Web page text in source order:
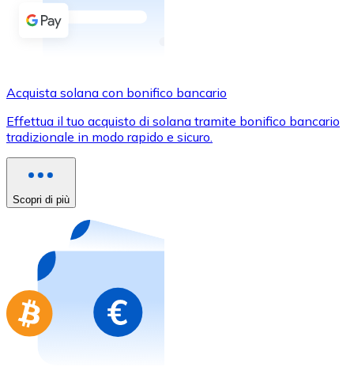
Bonifico SEPA
Usa le carte Visa e Mastercard per acquistare
Acquista con carta
Acquista gift card dei tuoi marchi preferiti con
Vai al negozio di carte regalo
Acquista solana con bonifico bancario
Effettua il tuo acquisto di solana tramite bonifico bancario
tradizionale in modo rapido e sicuro.
Scopri di più